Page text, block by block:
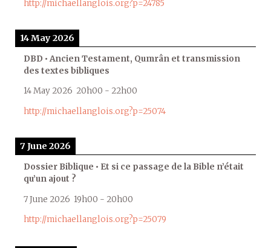
http://michaellanglois.org?p=24785
14 May 2026
DBD • Ancien Testament, Qumrân et transmission
des textes bibliques
14 May 2026 20h00 - 22h00
http://michaellanglois.org?p=25074
7 June 2026
Dossier Biblique • Et si ce passage de la Bible n’était
qu’un ajout ?
7 June 2026 19h00 - 20h00
http://michaellanglois.org?p=25079